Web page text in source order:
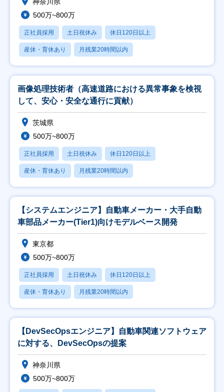
500万~800万
正社員採用 土日祝休み 休日120日以上
産休・育休あり 月残業20時間以内
画像処理技術者（高速道路における異常事象を検視
して、安心・安全な通行に貢献）
茨城県
500万~800万
正社員採用 土日祝休み 休日120日以上
産休・育休あり 月残業20時間以内
【システムエンジニア】自動車メーカー・大手自動
車部品メーカー(Tier1)向けモデルベース開発
東京都
500万~800万
正社員採用 土日祝休み 休日120日以上
産休・育休あり 月残業20時間以内
【DevSecOpsエンジニア】自動車関連ソフトウェア
に対する、DevSecOpsの提案
神奈川県
500万~800万